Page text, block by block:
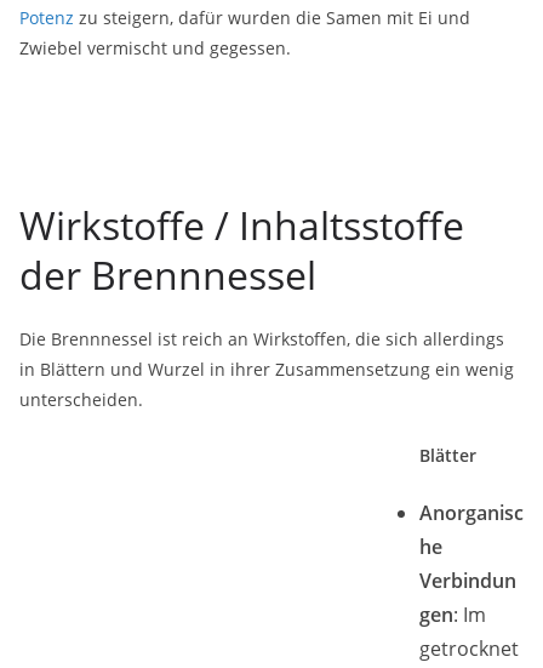
Potenz zu steigern, dafür wurden die Samen mit Ei und
Zwiebel vermischt und gegessen.
Wirkstoffe / Inhaltsstoffe
der Brennnessel
Die Brennnessel ist reich an Wirkstoffen, die sich allerdings
in Blättern und Wurzel in ihrer Zusammensetzung ein wenig
unterscheiden.
Blätter
Anorganisc
he
Verbindun
gen: Im
getrocknet